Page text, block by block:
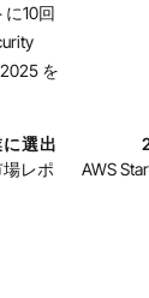
10回
を
選出
場レポ
AWS